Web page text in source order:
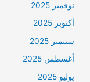
نوفمبر 2025
أكتوبر 2025
سبتمبر 2025
أغسطس 2025
يوليو 2025